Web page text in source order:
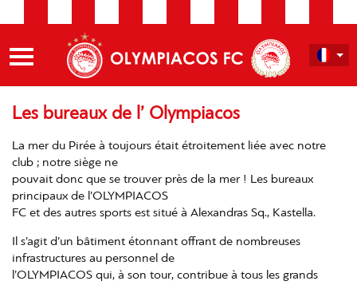
Les bureaux de l’ Olympiacos
La mer du Pirée à toujours était étroitement liée avec notre
club ; notre siège ne
pouvait donc que se trouver près de la mer ! Les bureaux
principaux de l’OLYMPIACOS
FC et des autres sports est situé à Alexandras Sq., Kastella.
Il s’agit d’un bâtiment étonnant offrant de nombreuses
infrastructures au personnel de
l’OLYMPIACOS qui, à son tour, contribue à tous les grands